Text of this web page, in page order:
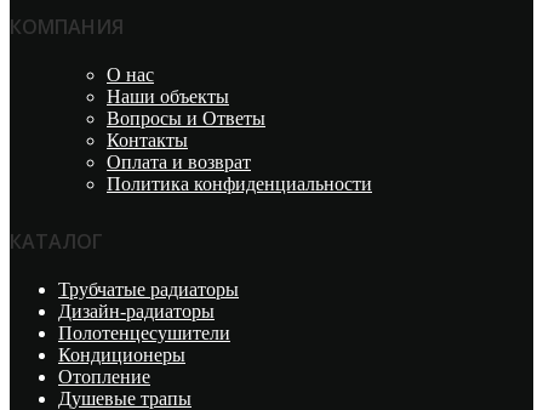
КОМПАНИЯ
О нас
Наши объекты
Вопросы и Ответы
Контакты
Оплата и возврат
Политика конфиденциальности
КАТАЛОГ
Трубчатые радиаторы
Дизайн-радиаторы
Полотенцесушители
Кондиционеры
Отопление
Душевые трапы